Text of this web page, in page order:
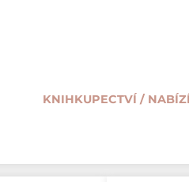
KNIHKUPECTVÍ /